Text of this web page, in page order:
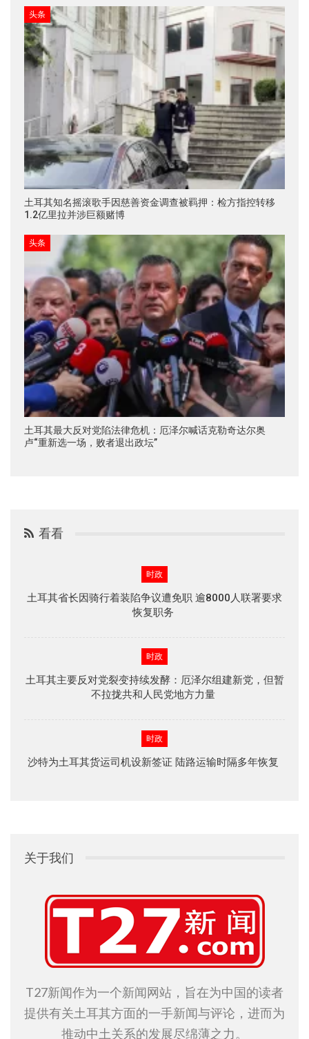
头条
土耳其知名摇滚歌手因慈善资金调查被羁押：检方指控转移
1.2亿里拉并涉巨额赌博
头条
土耳其最大反对党陷法律危机：厄泽尔喊话克勒奇达尔奥
卢“重新选一场，败者退出政坛”
看看
时政
土耳其省长因骑行着装陷争议遭免职 逾8000人联署要求
恢复职务
时政
土耳其主要反对党裂变持续发酵：厄泽尔组建新党，但暂
不拉拢共和人民党地方力量
时政
沙特为土耳其货运司机设新签证 陆路运输时隔多年恢复
关于我们
T27新闻作为一个新闻网站，旨在为中国的读者
提供有关土耳其方面的一手新闻与评论，进而为
推动中土关系的发展尽绵薄之力。